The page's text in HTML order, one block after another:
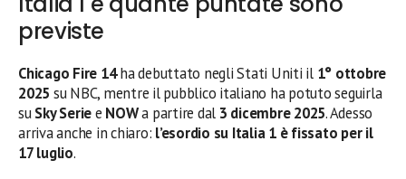
previste
Chicago Fire 14ha debuttato negli Stati Uniti il 1° ottobre
2025 su NBC, mentre il pubblico italiano ha potuto seguirla
suSky Seriee NOWa partire dal 3 dicembre 2025. Adesso
arriva anche in chiaro: l’esordio su Italia 1 è fissato per il
17 luglio.